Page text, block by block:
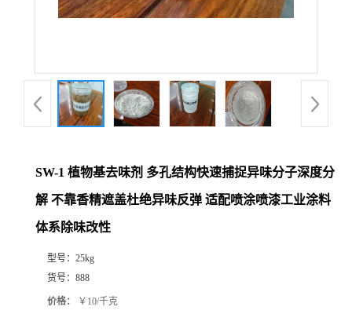
SW-1 植物基去味剂 多孔结构快速捕捉异味分子深度分
解 不靠香精遮盖杜绝异味反弹 适配喷涂喷漆工业涂料
体系除味改性
型号： 25kg
货号： 888
价格： ￥10/千克